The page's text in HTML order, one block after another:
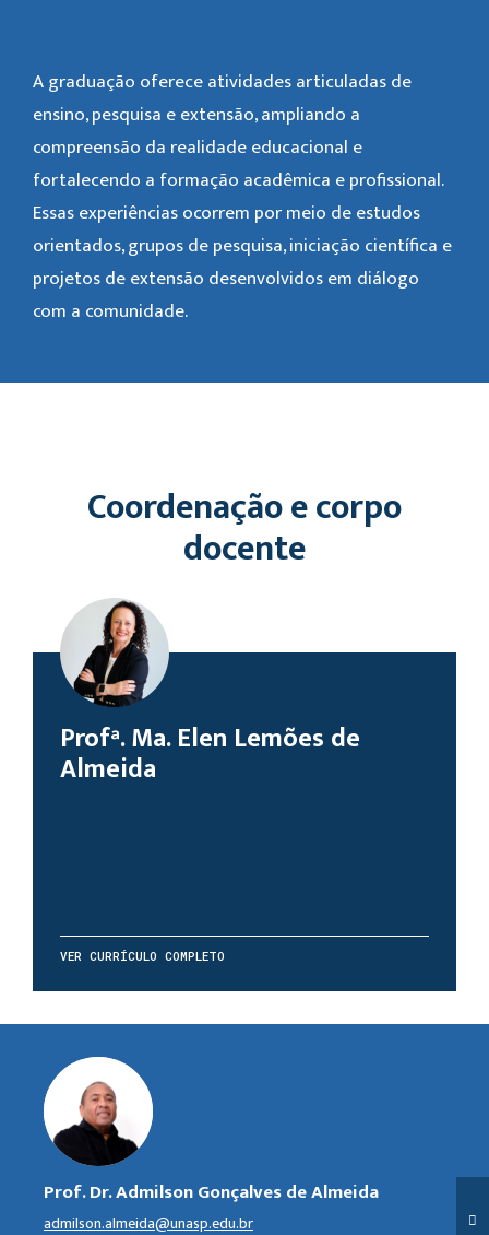
A graduação oferece atividades articuladas de
ensino, pesquisa e extensão, ampliando a
compreensão da realidade educacional e
fortalecendo a formação acadêmica e profissional.
Essas experiências ocorrem por meio de estudos
orientados, grupos de pesquisa, iniciação científica e
projetos de extensão desenvolvidos em diálogo
com a comunidade.
Coordenação e corpo
docente
Profª. Ma. Elen Lemões de
Almeida
VER CURRÍCULO COMPLETO
Prof. Dr. Admilson Gonçalves de Almeida
admilson.almeida@unasp.edu.br